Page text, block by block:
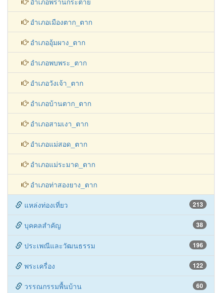
อำเภอเมืองตาก_ตาก
อำเภออุ้มผาง_ตาก
อำเภอพบพระ_ตาก
อำเภอวังเจ้า_ตาก
อำเภอบ้านตาก_ตาก
อำเภอสามเงา_ตาก
อำเภอแม่สอด_ตาก
อำเภอแม่ระมาด_ตาก
อำเภอท่าสองยาง_ตาก
213
แหล่งท่องเที่ยว
38
บุคคลสำคัญ
196
ประเพณีและวัฒนธรรม
122
พระเครื่อง
60
วรรณกรรมพื้นบ้าน